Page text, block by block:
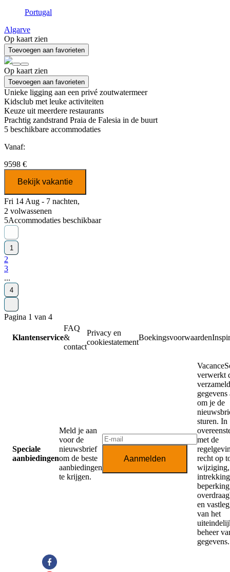
Portugal
Algarve
Op kaart zien
Toevoegen aan favorieten
Op kaart zien
Toevoegen aan favorieten
Unieke ligging aan een privé zoutwatermeer
Kidsclub met leuke activiteiten
Keuze uit meerdere restaurants
Prachtig zandstrand Praia de Falesia in de buurt
5 beschikbare accommodaties
Vanaf:
9598 €
Bekijk vakantie
Fri 14 Aug - 7 nachten,
2 volwassenen
5Accommodaties beschikbaar
1
2
3
...
4
Pagina 1 van 4
Klantenservice
FAQ
&
contact
Privacy en
cookiestatement
Boekingsvoorwaarden
Speciale
aanbiedingen
Meld je aan
voor de
nieuwsbrief
om de beste
aanbiedingen
te krijgen.
Aanmelden
verwerkt
gegevens
om je de
sturen. In
met de
recht op
wijziging,
en
van het
beheer
gegevens.